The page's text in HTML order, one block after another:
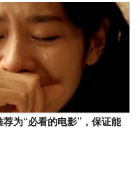
荐为“必看的电影”，保证能